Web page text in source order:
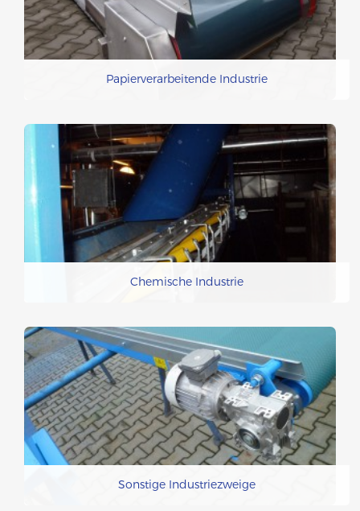
Papierverarbeitende Industrie
Chemische Industrie
Sonstige Industriezweige